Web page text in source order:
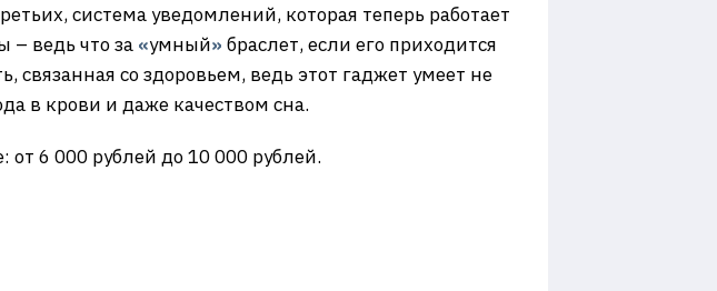
система уведомлений, которая теперь работает
– ведь что за «умный» браслет, если его приходится
со здоровьем, ведь этот гаджет умеет не
в крови и даже качеством сна.
6 000 рублей до 10 000 рублей.